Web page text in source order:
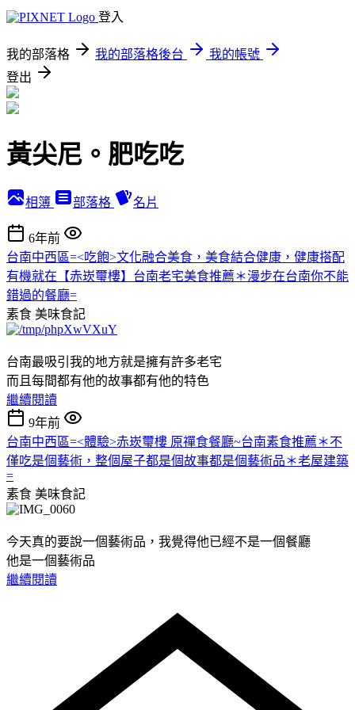
登入
我的部落格 我的部落格後台
我的帳號
登出
黃尖尼。肥吃吃
相簿 部落格 名片
6年前
台南中西區=<吃飽>文化融合美食，美食結合健康，健康搭配
有機就在【赤崁璽樓】台南老宅美食推薦＊漫步在台南你不能
錯過的餐廳=
素食 美味食記
台南最吸引我的地方就是擁有許多老宅
而且每間都有他的故事都有他的特色
繼續閱讀
9年前
台南中西區=<體驗>赤崁璽樓 原禪食餐廳~台南素食推薦＊不
僅吃是個藝術，整個屋子都是個故事都是個藝術品＊老屋建築
=
素食 美味食記
今天真的要說一個藝術品，我覺得他已經不是一個餐廳
他是一個藝術品
繼續閱讀